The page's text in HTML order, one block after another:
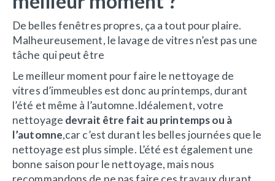
De belles fenêtres propres, ça a tout pour plaire.
Malheureusement, le lavage de vitres n’est pas une
tâche qui peut être
Le meilleur moment pour faire le nettoyage de
vitres d’immeubles est donc au printemps, durant
l’été et même à l’automne.Idéalement, votre
nettoyage devrait être fait au printemps ou à
l’automne,car c’est durant les belles journées que le
nettoyage est plus simple. L’été est également une
bonne saison pour le nettoyage, mais nous